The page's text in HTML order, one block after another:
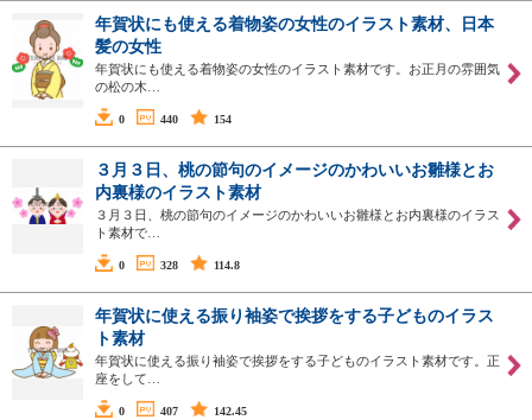
年賀状にも使える着物姿の女性のイラスト素材、日本
髪の女性
年賀状にも使える着物姿の女性のイラスト素材です。お正月の雰囲気
の松の木…
0 440 154
３月３日、桃の節句のイメージのかわいいお雛様とお
内裏様のイラスト素材
３月３日、桃の節句のイメージのかわいいお雛様とお内裏様のイラス
ト素材で…
0 328 114.8
年賀状に使える振り袖姿で挨拶をする子どものイラス
ト素材
年賀状に使える振り袖姿で挨拶をする子どものイラスト素材です。正
座をして…
0 407 142.45